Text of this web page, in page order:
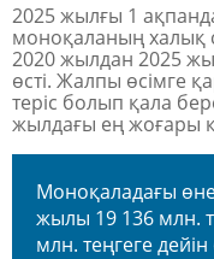
2025 жылғы 1
моноқаланың халық
2020 жылдан 2025
өсті. Жалпы өсімге
теріс болып қала
жылдағы ең жоғары
Моноқаладағы
жылы 19 136 млн.
млн. теңгеге дейін